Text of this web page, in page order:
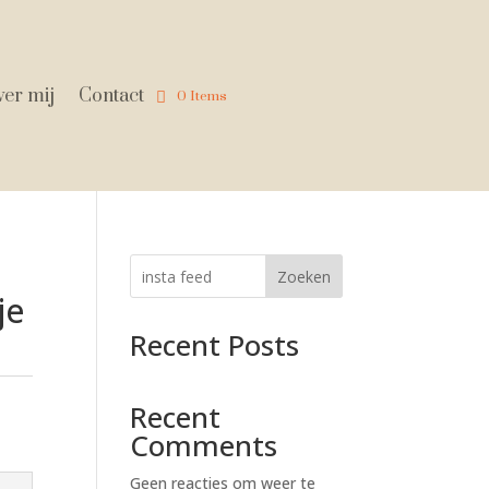
mij Contact 0 Items
Zoeken
Recent Posts
Recent
Comments
Geen reacties om weer te